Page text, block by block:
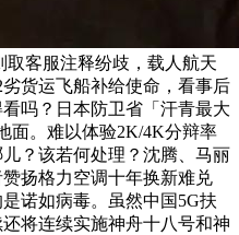
客服注释纷歧，载人航天
货运飞船补给使命，看事后
吗？日本防卫省「汗青最大
面。难以体验2K/4K分辩率
？该若何处理？沈腾、马丽
扬格力空调十年换新难兑
诺如病毒。虽然中国5G扶
将连续实施神舟十八号和神